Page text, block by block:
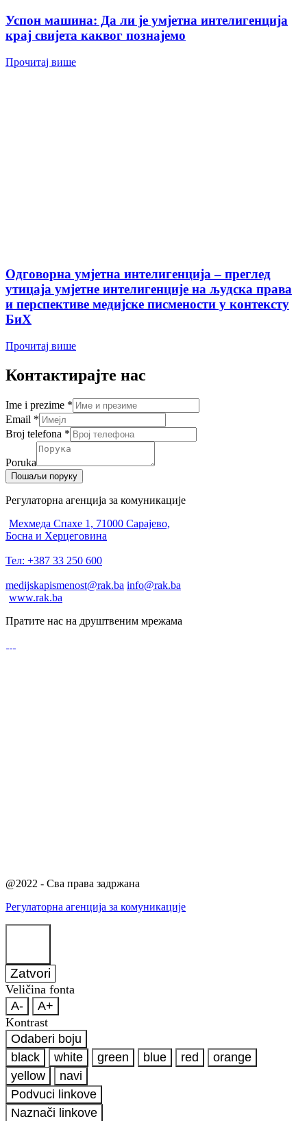
Успон машина: Да ли је умјетна интелигенција
крај свијета каквог познајемо
Прочитај више
Одговорна умјетна интелигенција – преглед
утицаја умјетне интелигенције на људска права
и перспективе медијске писмености у контексту
БиХ
Прочитај више
Контактирајте нас
Ime i prezime *
Email *
Broj telefona *
Poruka
Пошаљи поруку
Регулаторна агенција за комуникације
Мехмеда Спахе 1, 71000 Сарајево,
Босна и Херцеговина
Тел: +387 33 250 600
medijskapismenost@rak.ba info@rak.ba
www.rak.ba
Пратите нас на друштвеним мрежама
@2022 - Сва права задржана
Регулаторна агенција за комуникације
Zatvori
Veličina fonta
A-
A+
Kontrast
Odaberi boju
black
white green blue red
orange
yellow
navi
Podvuci linkove
Naznači linkove